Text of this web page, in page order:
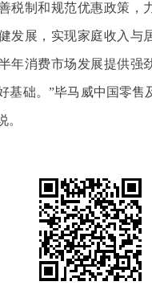
税制和规范优惠政策，
发展，实现家庭收入与
年消费市场发展提供强
基础。”毕马威中国零售
。